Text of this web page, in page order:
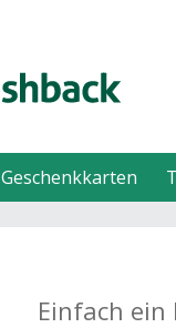
Geschenkkarten
Einfach